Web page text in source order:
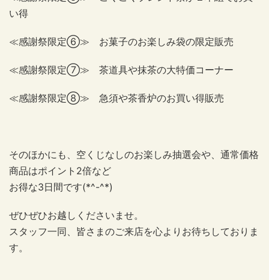
い得
≪感謝祭限定⑥≫ お菓子のお楽しみ袋の限定販売
≪感謝祭限定⑦≫ 茶道具や抹茶の大特価コーナー
≪感謝祭限定⑧≫ 急須や茶香炉のお買い得販売
そのほかにも、空くじなしのお楽しみ抽選会や、通常価格
商品はポイント2倍など
お得な3日間です(*^-^*)
ぜひぜひお越しくださいませ。
スタッフ一同、皆さまのご来店を心よりお待ちしておりま
す。